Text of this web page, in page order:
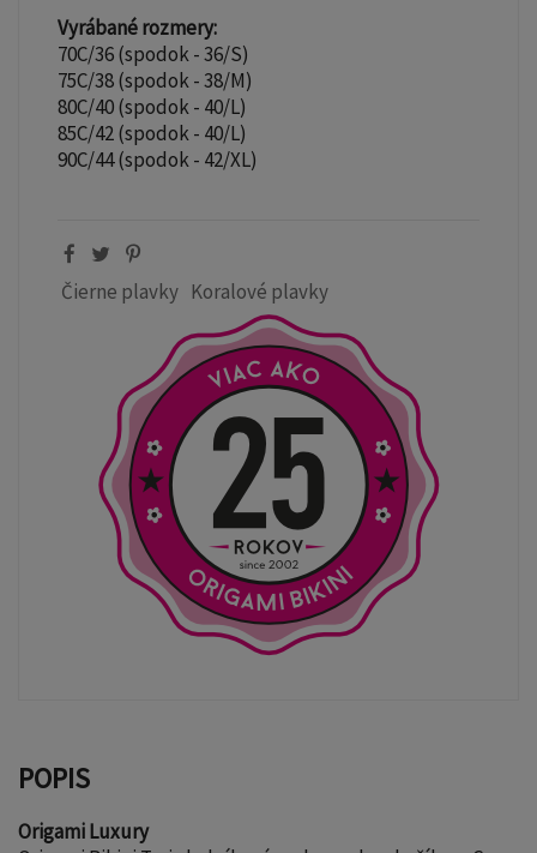
Vyrábané rozmery:
70C/36 (spodok - 36/S)
75C/38 (spodok - 38/M)
80C/40 (spodok - 40/L)
85C/42 (spodok - 40/L)
90C/44 (spodok - 42/XL)
Čierne plavky Koralové plavky
POPIS
Origami Luxury